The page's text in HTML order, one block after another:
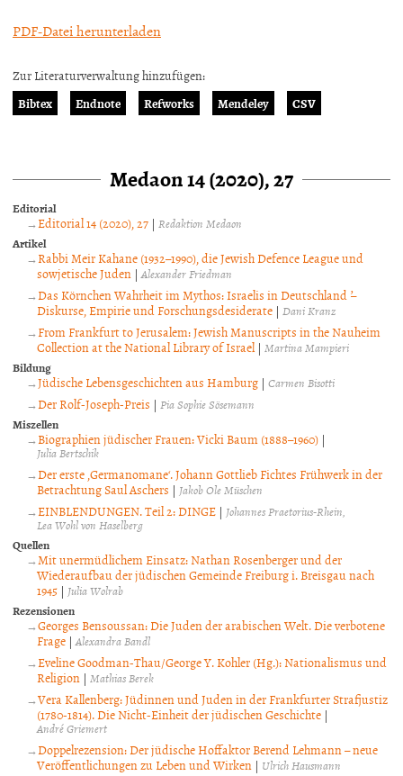
PDF-Datei herunterladen
Zur Literaturverwaltung hinzufügen:
Bibtex
Endnote Refworks Mendeley CSV
Medaon 14 (2020), 27
Editorial
Editorial 14 (2020), 27 |Redaktion Medaon
Artikel
Rabbi Meir Kahane (1932–1990), die Jewish Defence League und
sowjetische Juden |Alexander Friedman
Das Körnchen Wahrheit im Mythos: Israelis in Deutschland ̛–
Diskurse, Empirie und Forschungsdesiderate | Dani Kranz
From Frankfurt to Jerusalem: Jewish Manuscripts in the Nauheim
Collection at the National Library of Israel| Martina Mampieri
Bildung
Jüdische Lebensgeschichten aus Hamburg |Carmen Bisotti
Der Rolf-Joseph-Preis |Pia Sophie Sösemann
Miszellen
Biographien jüdischer Frauen: Vicki Baum (1888–1960) |
Julia Bertschik
Der erste ‚Germanomane‘. Johann Gottlieb Fichtes Frühwerk in der
Betrachtung Saul Aschers | Jakob Ole Müschen
EINBLENDUNGEN. Teil 2: DINGE | Johannes Praetorius-Rhein
Lea Wohl von Haselberg
Quellen
Mit unermüdlichem Einsatz: Nathan Rosenberger und der
Wiederaufbau der jüdischen Gemeinde Freiburg i. Breisgau nach
1945 | Julia Wolrab
Rezensionen
Georges Bensoussan: Die Juden der arabischen Welt. Die verbotene
Frage |Alexandra Bandl
Eveline Goodman-Thau/George Y. Kohler (Hg.): Nationalismus und
Religion | Mathias Berek
Vera Kallenberg: Jüdinnen und Juden in der Frankfurter Strafjustiz
(1780-1814). Die Nicht-Einheit der jüdischen Geschichte |
André Griemert
Doppelrezension: Der jüdische Hoffaktor Berend Lehmann – neue
Veröffentlichungen zu Leben und Wirken | Ulrich Hausmann